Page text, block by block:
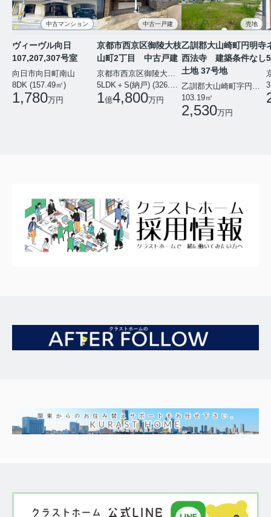
中古マンション
ヴィーヴル向日
107,207,307号室
向日市向日町南山
8DK (157.49㎡)
1,780万円
中古一戸建
京都市西京区御陵大枝
山町2丁目 中古戸建
1億4,800万円
売地
乙訓郡大山崎町円明寺
西法寺 建築条件なし
土地 37号地
103.19㎡
2,530万円